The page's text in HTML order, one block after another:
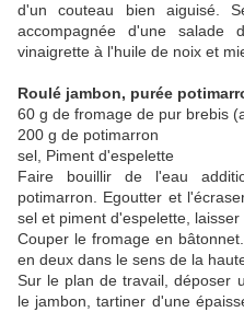
d'un couteau bien aiguisé.
accompagnée d'une salade
vinaigrette à l'huile de noix et
Roulé jambon, purée
60 g de fromage de pur brebis
200 g de potimarron
sel, Piment d'espelette
Faire bouillir de l'eau
potimarron. Egoutter et
sel et piment d'espelette, laisser
Couper le fromage en
en deux dans le sens de la
Sur le plan de travail, déposer
le jambon, tartiner d'une